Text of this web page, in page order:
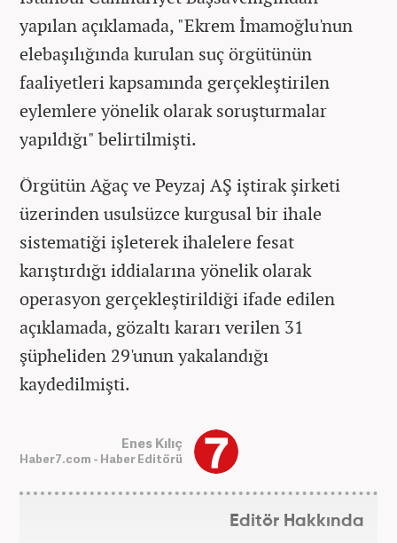
yapılan açıklamada, "Ekrem İmamoğlu'nun
elebaşılığında kurulan suç örgütünün
faaliyetleri kapsamında gerçekleştirilen
eylemlere yönelik olarak soruşturmalar
yapıldığı" belirtilmişti.
Örgütün Ağaç ve Peyzaj AŞ iştirak şirketi
üzerinden usulsüzce kurgusal bir ihale
sistematiği işleterek ihalelere fesat
karıştırdığı iddialarına yönelik olarak
operasyon gerçekleştirildiği ifade edilen
açıklamada, gözaltı kararı verilen 31
şüpheliden 29'unun yakalandığı
kaydedilmişti.
Enes Kılıç
Haber7.com - Haber Editörü
Editör Hakkında